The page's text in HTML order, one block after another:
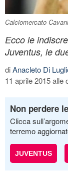
Calciomercato
Ecco le
Juventus, le
diAnacleto Di
11 aprile 2015 alle
Non perdere
Clicca
terremo
JUVENTUS